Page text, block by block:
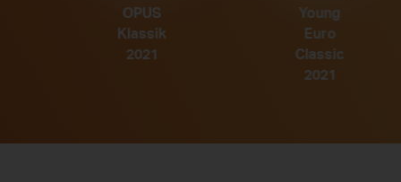
OPUS
Klassik
2021
Young
Euro
Classic
2021